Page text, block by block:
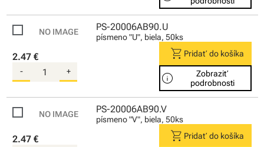
PS-20006AB90.U
písmeno "U", biela, 50ks
2.47 €
- +
shopping_cart Pridať do košíka
info
Zobraziť
podrobnosti
PS-20006AB90.V
písmeno "V", biela, 50ks
2.47 € shopping_cart Pridať do košíka